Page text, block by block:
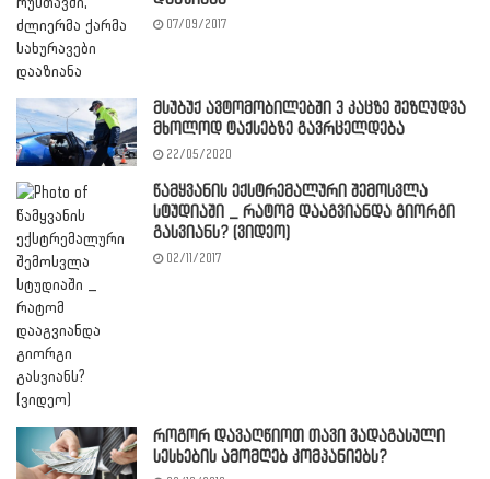
07/09/2017
მსუბუქ ავტომობილებში 3 კაცზე შეზღუდვა
მხოლოდ ტაქსებზე გავრცელდება
22/05/2020
წამყვანის ექსტრემალური შემოსვლა
სტუდიაში _ რატომ დააგვიანდა გიორგი
გასვიანს? (ვიდეო)
02/11/2017
როგორ დავაღწიოთ თავი ვადაგასული
სესხების ამომღებ კომპანიებს?